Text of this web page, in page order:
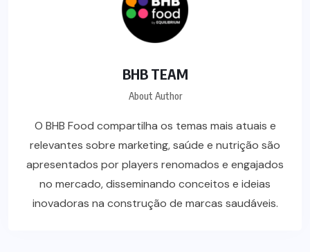
BHB TEAM
About Author
O BHB Food compartilha os temas mais atuais e
relevantes sobre marketing, saúde e nutrição são
apresentados por players renomados e engajados
no mercado, disseminando conceitos e ideias
inovadoras na construção de marcas saudáveis.